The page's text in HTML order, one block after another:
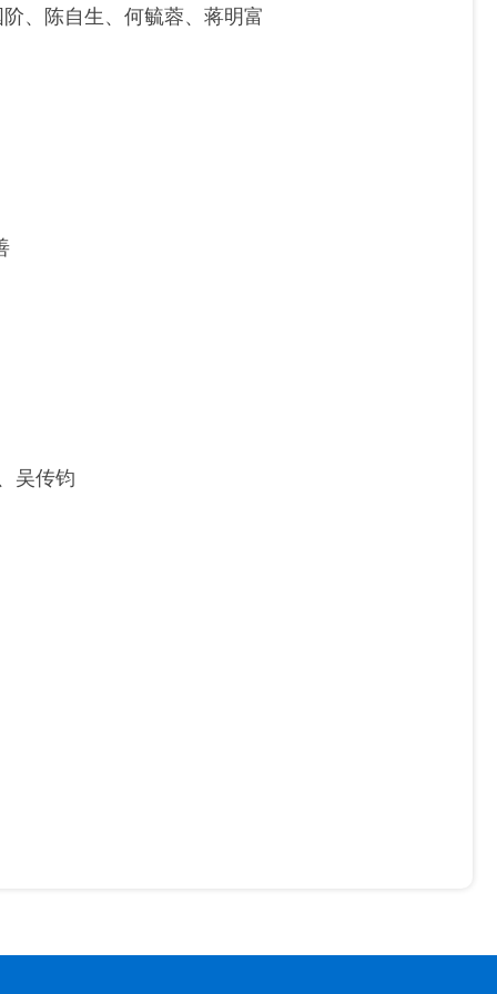
、 陈自生、 何毓蓉、 蒋明富
吴传钧